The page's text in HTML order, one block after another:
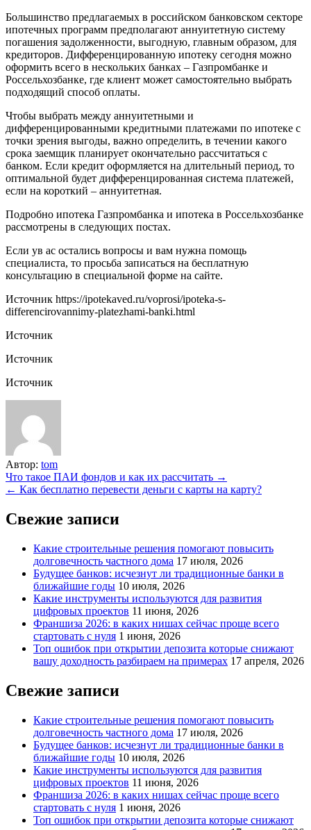
Большинство предлагаемых в российском банковском секторе
ипотечных программ предполагают аннуитетную систему
погашения задолженности, выгодную, главным образом, для
кредиторов. Дифференцированную ипотеку сегодня можно
оформить всего в нескольких банках – Газпромбанке и
Россельхозбанке, где клиент может самостоятельно выбрать
подходящий способ оплаты.
Чтобы выбрать между аннуитетными и
дифференцированными кредитными платежами по ипотеке с
точки зрения выгоды, важно определить, в течении какого
срока заемщик планирует окончательно рассчитаться с
банком. Если кредит оформляется на длительный период, то
оптимальной будет дифференцированная система платежей,
если на короткий – аннуитетная.
Подробно ипотека Газпромбанка и ипотека в Россельхозбанке
рассмотрены в следующих постах.
Если ув ас остались вопросы и вам нужна помощь
специалиста, то просьба записаться на бесплатную
консультацию в специальной форме на сайте.
Источник https://ipotekaved.ru/voprosi/ipoteka-s-
differencirovannimy-platezhami-banki.html
Источник
Источник
Источник
Автор: tom
Навигация
по
записям
Что такое ПАИ фондов и как их рассчитать →
← Как бесплатно перевести деньги с карты на карту?
Свежие записи
Какие строительные решения помогают повысить
долговечность частного дома 17 июля, 2026
Будущее банков: исчезнут ли традиционные банки в
ближайшие годы 10 июля, 2026
Какие инструменты используются для развития
цифровых проектов 11 июня, 2026
Франшиза 2026: в каких нишах сейчас проще всего
стартовать с нуля 1 июня, 2026
Топ ошибок при открытии депозита которые снижают
вашу доходность разбираем на примерах 17 апреля, 2026
Свежие записи
Какие строительные решения помогают повысить
долговечность частного дома 17 июля, 2026
Будущее банков: исчезнут ли традиционные банки в
ближайшие годы 10 июля, 2026
Какие инструменты используются для развития
цифровых проектов 11 июня, 2026
Франшиза 2026: в каких нишах сейчас проще всего
стартовать с нуля 1 июня, 2026
Топ ошибок при открытии депозита которые снижают